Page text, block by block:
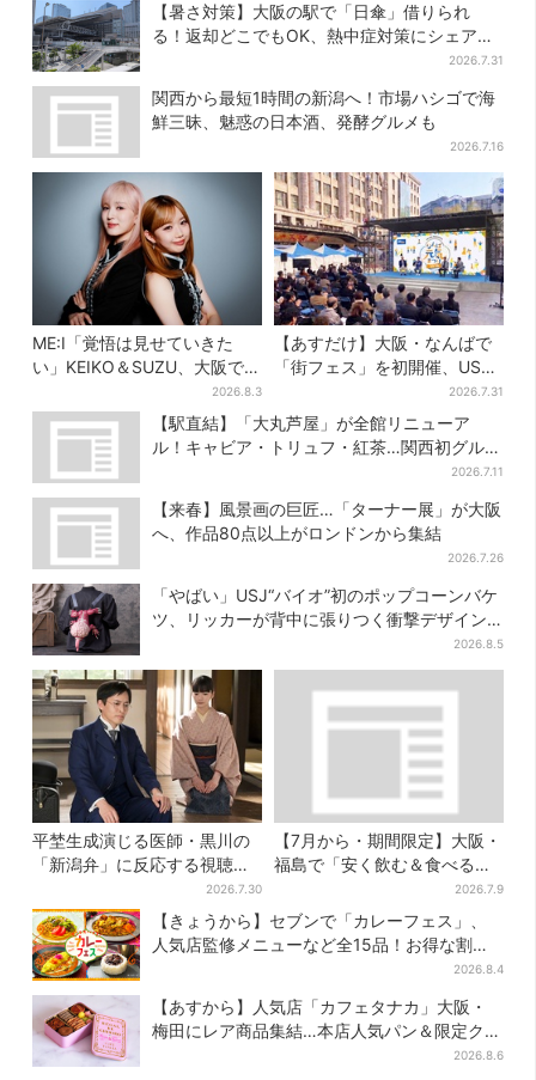
【暑さ対策】大阪の駅で「日傘」借りられ
る！返却どこでもOK、熱中症対策にシェアサ
2026.7.31
関西から最短1時間の新潟へ！市場ハシゴで海
鮮三昧、魅惑の日本酒、発酵グルメも
2026.7.16
ME:I「覚悟は見せていきた
い」KEIKO＆SUZU、大阪で語
る…“日プ女子”からの3年間
と、7人で目指す夢
2026.8.3
【あすだけ】大阪・なんばで
「街フェス」を初開催、USJ
ステージ＆豪華ゲストのトー
クショーも！参加無料で
2026.7.31
【駅直結】「大丸芦屋」が全館リニューア
ル！キャビア・トリュフ・紅茶…関西初グルメ
2026.7.11
【来春】風景画の巨匠…「ターナー展」が大阪
へ、作品80点以上がロンドンから集結
2026.7.26
「やばい」USJ“バイオ”初のポップコーンバケ
ツ、リッカーが背中に張りつく衝撃デザイン
2026.8.5
平埜生成演じる医師・黒川の
「新潟弁」に反応する視聴者
2026.7.30
【7月から・期間限定】大阪・
福島で「安く飲む＆食べる」
お得ワザ → 行列店のパン飲み
セット1100円など……人気店
から4選
2026.7.9
【きょうから】セブンで「カレーフェス」、
人気店監修メニューなど全15品！お得な割引
2026.8.4
【あすから】人気店「カフェタナカ」大阪・
梅田にレア商品集結…本店人気パン＆限定クッ
2026.8.6